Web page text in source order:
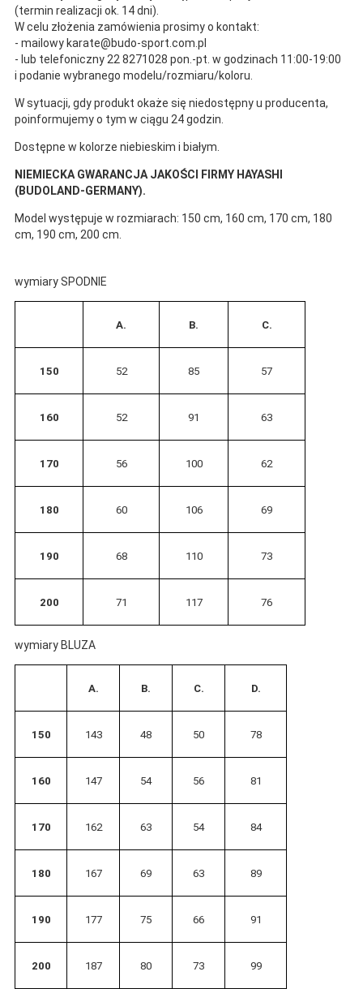
(termin realizacji ok. 14 dni).
W celu złożenia zamówienia prosimy o kontakt:
- mailowy karate@budo-sport.com.pl
- lub telefoniczny 22 8271028 pon.-pt. w godzinach 11:00-19:00
i podanie wybranego modelu/rozmiaru/koloru.
W sytuacji, gdy produkt okaże się niedostępny u producenta,
poinformujemy o tym w ciągu 24 godzin.
Dostępne w kolorze niebieskim i białym.
NIEMIECKA GWARANCJA JAKOŚCI FIRMY HAYASHI
(BUDOLAND-GERMANY).
Model występuje w rozmiarach: 150 cm, 160 cm, 170 cm, 180
cm, 190 cm, 200 cm.
wymiary SPODNIE
A. B. C.
150 52 85 57
160 52 91 63
170 56 100 62
180 60 106 69
190 68 110 73
200 71 117 76
wymiary BLUZA
A. B. C. D.
150 143 48 50 78
160 147 54 56 81
170 162 63 54 84
180 167 69 63 89
190 177 75 66 91
200 187 80 73 99